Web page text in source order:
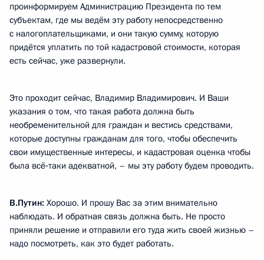
проинформируем Администрацию Президента по тем
субъектам, где мы ведём эту работу непосредственно
с налогоплательщиками, и они такую сумму, которую
придётся уплатить по той кадастровой стоимости, которая
есть сейчас, уже развернули.
Это проходит сейчас, Владимир Владимирович. И Ваши
указания о том, что такая работа должна быть
необременительной для граждан и вестись средствами,
которые доступны гражданам для того, чтобы обеспечить
свои имущественные интересы, и кадастровая оценка чтобы
была всё‑таки адекватной, – мы эту работу будем проводить.
В.Путин: Хорошо. И прошу Вас за этим внимательно
наблюдать. И обратная связь должна быть. Не просто
приняли решение и отправили его туда жить своей жизнью –
надо посмотреть, как это будет работать.